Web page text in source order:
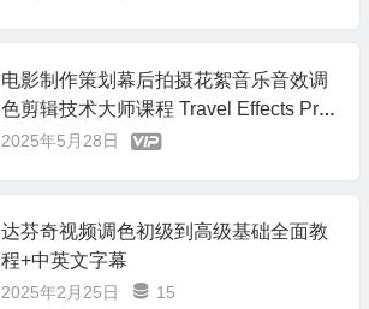
电影制作策划幕后拍摄花絮音乐音效调
色剪辑技术大师课程 Travel Effects Pro
+中英文字幕
2025年5月28日
达芬奇视频调色初级到高级基础全面教
程+中英文字幕
2025年2月25日 15